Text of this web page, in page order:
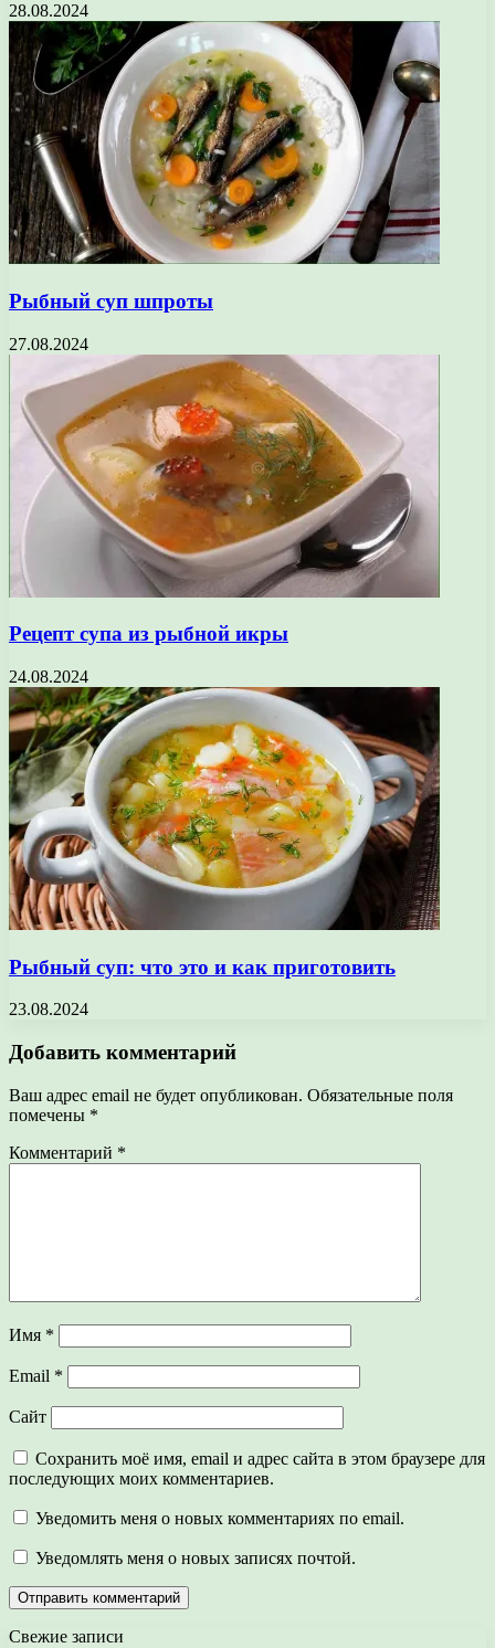
28.08.2024
Рыбный суп шпроты
27.08.2024
Рецепт супа из рыбной икры
24.08.2024
Рыбный суп: что это и как приготовить
23.08.2024
Добавить комментарий
Ваш адрес email не будет опубликован. Обязательные поля
помечены *
Комментарий *
Имя *
Email *
Сайт
Сохранить моё имя, email и адрес сайта в этом браузере для
последующих моих комментариев.
Уведомить меня о новых комментариях по email.
Уведомлять меня о новых записях почтой.
Свежие записи